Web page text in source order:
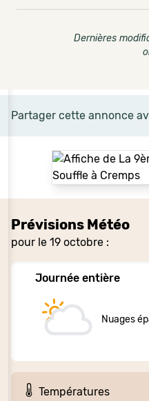
Prévisions Météo
pour le 19 octobre :
Journée entière
Nuages
Températures
Dernières
Partager cette annonce